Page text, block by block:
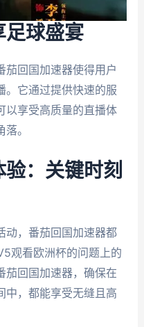
足球盛宴
茄回国加速器使得用户
。它通过提供快速的服
以享受高质量的直播体
。
：关键时刻
动，番茄回国加速器都
观看欧洲杯的问题上的
茄回国加速器，确保在
中，都能享受无缝且高